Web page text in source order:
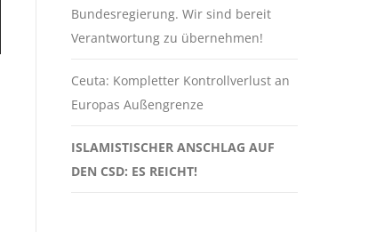
Bundesregierung. Wir sind bereit
Verantwortung zu übernehmen!
Ceuta: Kompletter Kontrollverlust an
Europas Außengrenze
ISLAMISTISCHER ANSCHLAG AUF
DEN CSD: ES REICHT!